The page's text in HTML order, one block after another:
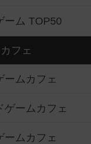
ーム TOP50
フェ
ームカフェ
ゲームカフェ
ームカフェ